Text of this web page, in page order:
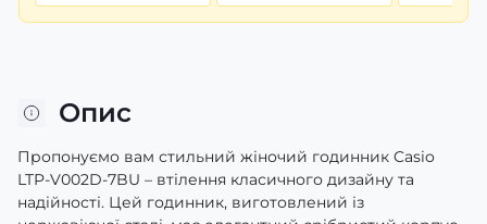
Опис
Пропонуємо вам стильний жіночий годинник Casio
LTP-V002D-7BU – втілення класичного дизайну та
надійності. Цей годинник, виготовлений із